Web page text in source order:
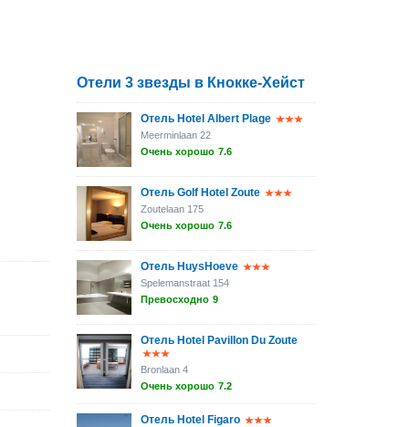
Отели 3 звезды в Кнокке-Хейст
Отель Hotel Albert Plage
Meerminlaan 22
Очень хорошо 7.6
Отель Golf Hotel Zoute
Zoutelaan 175
Очень хорошо 7.6
Отель HuysHoeve
Spelemanstraat 154
Превосходно 9
Отель Hotel Pavillon Du Zoute
Bronlaan 4
Очень хорошо 7.2
Отель Hotel Figaro